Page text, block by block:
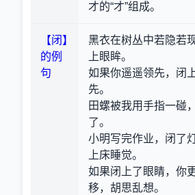
才的“才”组成。
【闭】
的例
句
黑衣在树丛中若隐若
上眼眸。
如果你遥遥领先，闭
先。
田螺被我用手指一碰
了。
小明写完作业，闭了
上床睡觉。
如果闭上了眼睛，你
移，胡思乱想。